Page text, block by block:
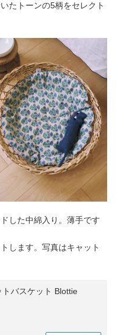
たトーンの5柄をセレクト
した中綿入り。薄手です
します。写真はキャット
バスケット Blottie